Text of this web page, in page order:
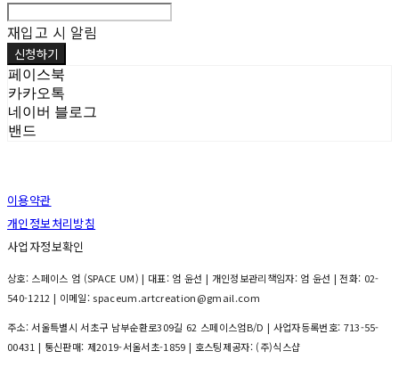
재입고 시 알림
신청하기
페이스북
카카오톡
네이버 블로그
밴드
이용약관
개인정보처리방침
사업자정보확인
상호: 스페이스 엄 (SPACE UM) | 대표: 엄 윤선 | 개인정보관리책임자: 엄 윤선 | 전화: 02-
540-1212 | 이메일: spaceum.artcreation@gmail.com
주소: 서울특별시 서초구 남부순환로309길 62 스페이스엄B/D | 사업자등록번호: 713-55-
00431 | 통신판매: 제2019-서울서초-1859 | 호스팅제공자: (주)식스샵